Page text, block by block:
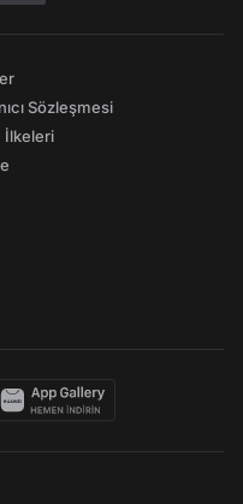
Sözleşmesi
İlkeleri